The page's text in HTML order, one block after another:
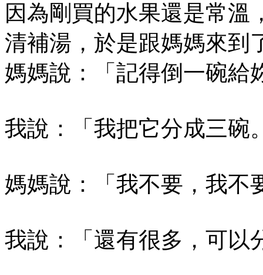
因為剛買的水果還是常溫
清補湯，於是跟媽媽來到
媽媽說：「記得倒一碗給
我說：「我把它分成三碗
媽媽說：「我不要，我不
我說：「還有很多，可以